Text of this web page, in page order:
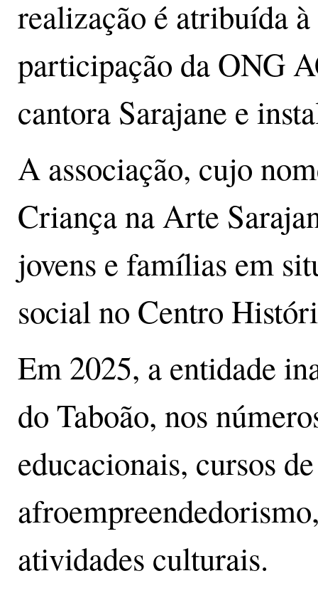
realização é atribuída
participação da ONG
cantora Sarajane e
A associação, cujo
Criança na Arte
jovens e famílias em
social no Centro
Em 2025, a entidade
do Taboão, nos
educacionais, cursos
atividades culturais.